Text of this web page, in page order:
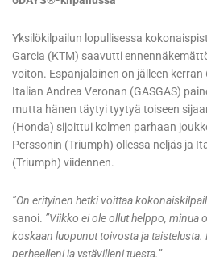
Yksilökilpailun lopullisessa
Garcia (KTM) saavutti
voiton. Espanjalainen on jälleen
Italian Andrea Veronan (GASGAS)
mutta hänen täytyi tyytyä toiseen
(Honda) sijoittui kolmen parhaan
Perssonin (Triumph) ollessa neljäs ja
(Triumph) viidennen.
”On erityinen hetki voittaa
sanoi. ”Viikko ei ole ollut helppo, minua
koskaan luopunut toivosta ja taistelusta.
perheelleni ja ystävilleni tuesta.”